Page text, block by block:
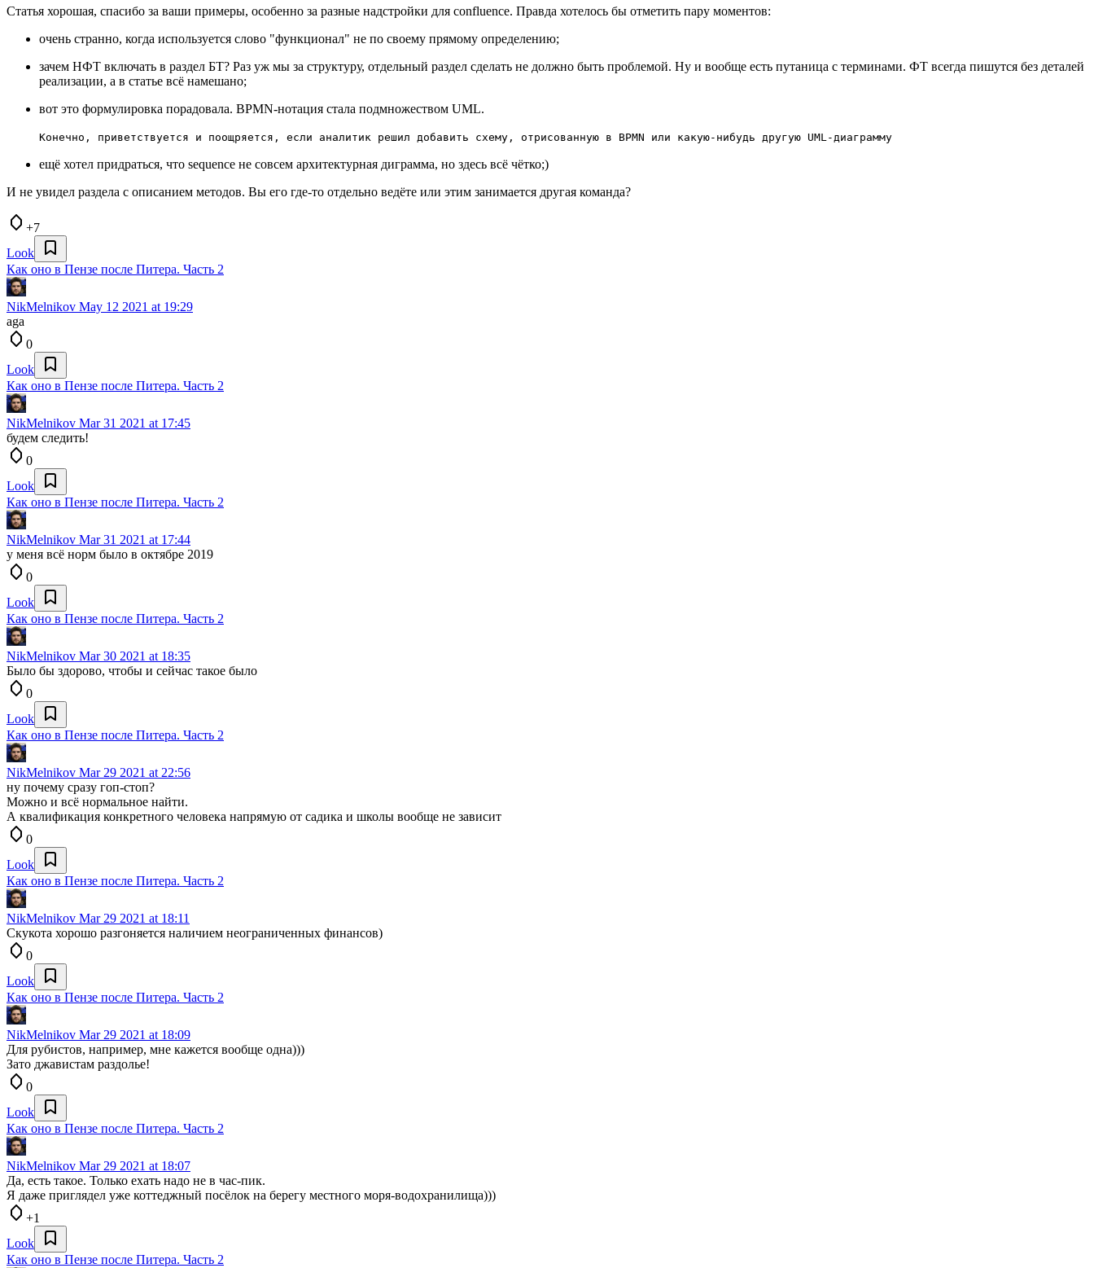
Статья хорошая, спасибо за ваши примеры, особенно за разные надстройки для confluence. Правда хотелось бы отметить пару моментов:
очень странно, когда используется слово "функционал" не по своему прямому определению;
зачем НФТ включать в раздел БТ? Раз уж мы за структуру, отдельный раздел сделать не должно быть проблемой. Ну и вообще есть путаница с терминами. ФТ всегда пишутся без деталей
реализации, а в статье всё намешано;
вот это формулировка порадовала. BPMN-нотация стала подмножеством UML.
Конечно, приветствуется и поощряется, если аналитик решил добавить схему, отрисованную в BPMN или какую-нибудь другую UML-диаграмму
ещё хотел придраться, что sequence не совсем архитектурная диграмма, но здесь всё чётко;)
И не увидел раздела с описанием методов. Вы его где-то отдельно ведёте или этим занимается другая команда?
+7
Look
Как оно в Пензе после Питера. Часть 2
NikMelnikov May 12 2021 at 19:29
aga
0
Look
Как оно в Пензе после Питера. Часть 2
NikMelnikov Mar 31 2021 at 17:45
будем следить!
0
Look
Как оно в Пензе после Питера. Часть 2
NikMelnikov Mar 31 2021 at 17:44
у меня всё норм было в октябре 2019
0
Look
Как оно в Пензе после Питера. Часть 2
NikMelnikov Mar 30 2021 at 18:35
Было бы здорово, чтобы и сейчас такое было
0
Look
Как оно в Пензе после Питера. Часть 2
NikMelnikov Mar 29 2021 at 22:56
ну почему сразу гоп-стоп?
Можно и всё нормальное найти.
А квалификация конкретного человека напрямую от садика и школы вообще не зависит
0
Look
Как оно в Пензе после Питера. Часть 2
NikMelnikov Mar 29 2021 at 18:11
Скукота хорошо разгоняется наличием неограниченных финансов)
0
Look
Как оно в Пензе после Питера. Часть 2
NikMelnikov Mar 29 2021 at 18:09
Для рубистов, например, мне кажется вообще одна)))
Зато джавистам раздолье!
0
Look
Как оно в Пензе после Питера. Часть 2
NikMelnikov Mar 29 2021 at 18:07
Да, есть такое. Только ехать надо не в час-пик.
Я даже приглядел уже коттеджный посёлок на берегу местного моря-водохранилища)))
+1
Look
Как оно в Пензе после Питера. Часть 2